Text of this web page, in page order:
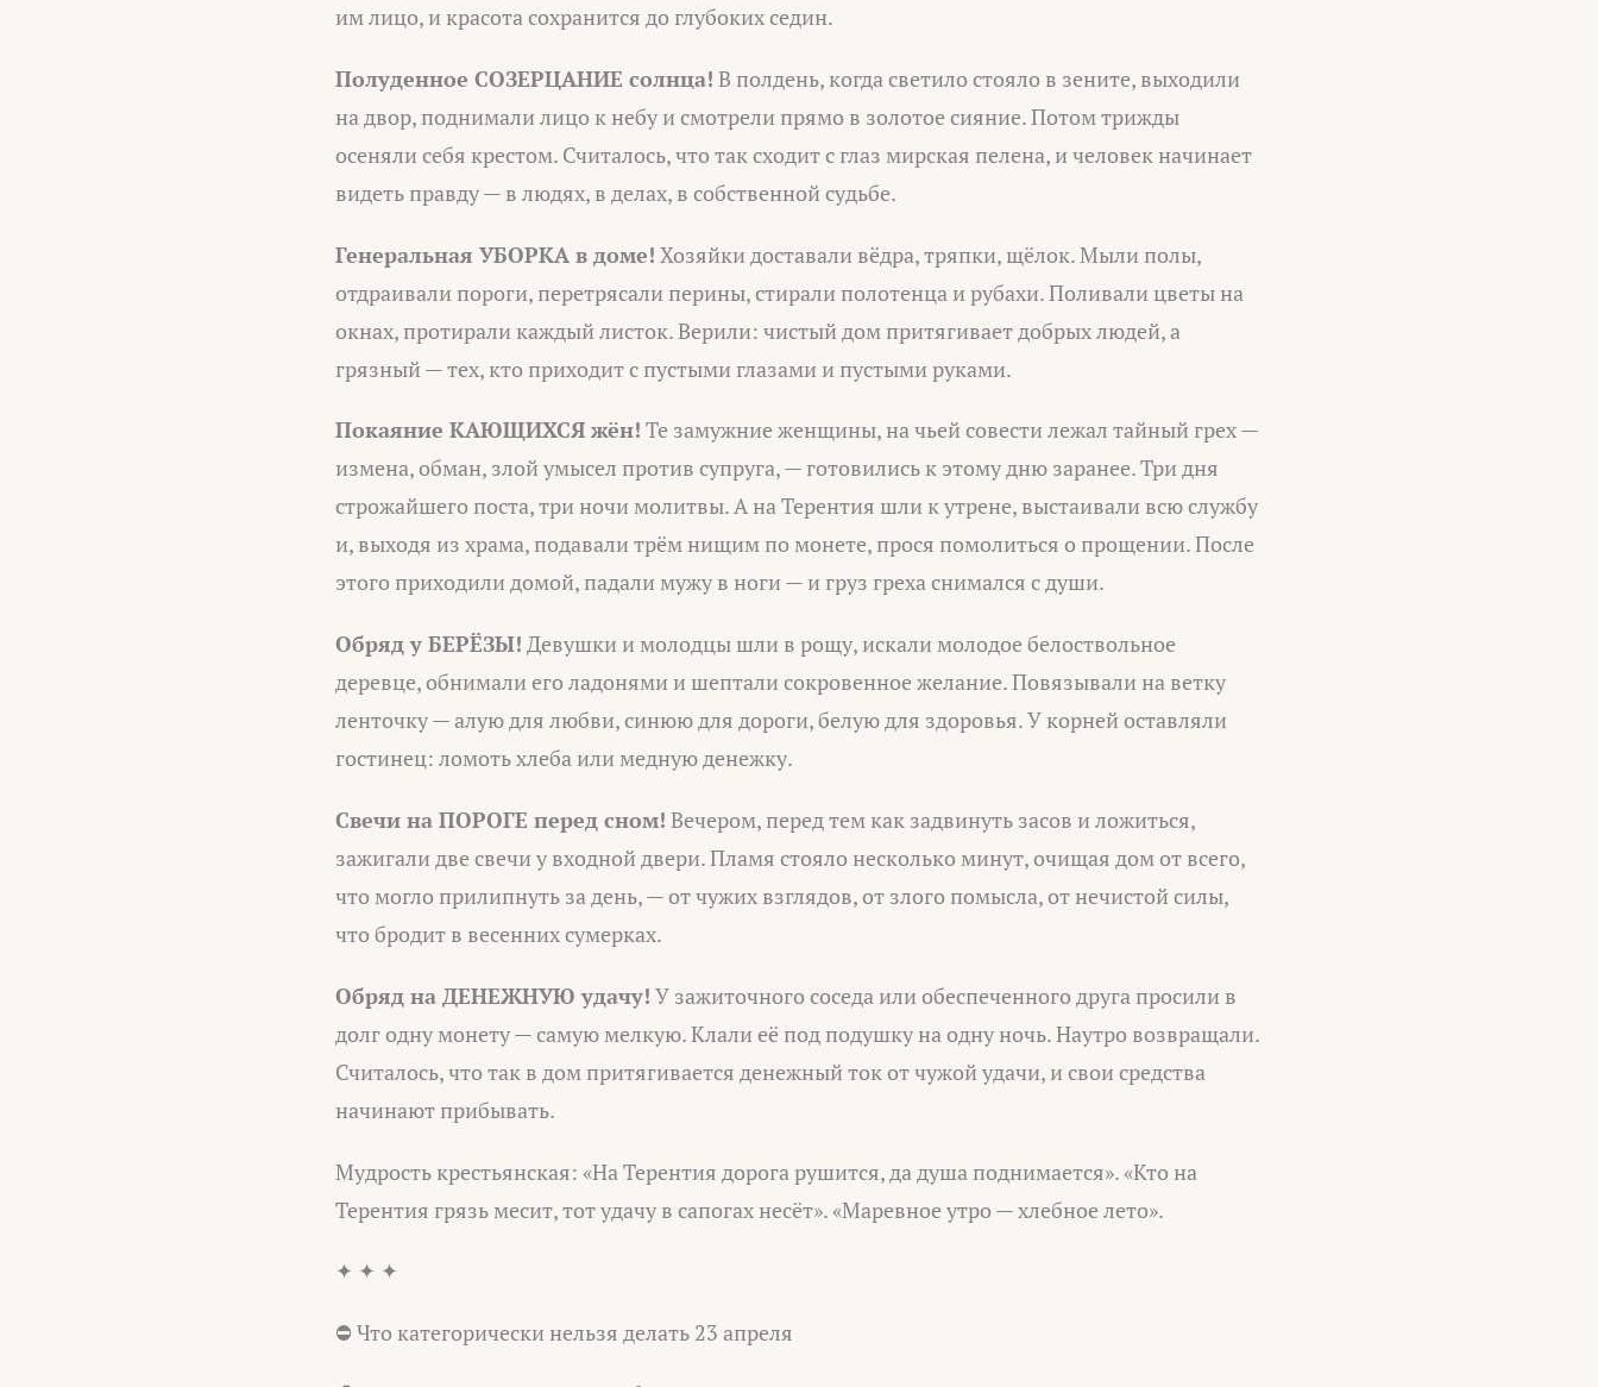
им лицо, и красота сохранится до глубоких седин.
Полуденное СОЗЕРЦАНИЕ солнца! В полдень, когда светило стояло в зените, выходили
на двор, поднимали лицо к небу и смотрели прямо в золотое сияние. Потом трижды
осеняли себя крестом. Считалось, что так сходит с глаз мирская пелена, и человек начинает
видеть правду — в людях, в делах, в собственной судьбе.
Генеральная УБОРКА в доме! Хозяйки доставали вёдра, тряпки, щёлок. Мыли полы,
отдраивали пороги, перетрясали перины, стирали полотенца и рубахи. Поливали цветы на
окнах, протирали каждый листок. Верили: чистый дом притягивает добрых людей, а
грязный — тех, кто приходит с пустыми глазами и пустыми руками.
Покаяние КАЮЩИХСЯ жён! Те замужние женщины, на чьей совести лежал тайный грех —
измена, обман, злой умысел против супруга, — готовились к этому дню заранее. Три дня
строжайшего поста, три ночи молитвы. А на Терентия шли к утрене, выстаивали всю службу
и, выходя из храма, подавали трём нищим по монете, прося помолиться о прощении. После
этого приходили домой, падали мужу в ноги — и груз греха снимался с души.
Обряд у БЕРЁЗЫ! Девушки и молодцы шли в рощу, искали молодое белоствольное
деревце, обнимали его ладонями и шептали сокровенное желание. Повязывали на ветку
ленточку — алую для любви, синюю для дороги, белую для здоровья. У корней оставляли
гостинец: ломоть хлеба или медную денежку.
Свечи на ПОРОГЕ перед сном! Вечером, перед тем как задвинуть засов и ложиться,
зажигали две свечи у входной двери. Пламя стояло несколько минут, очищая дом от всего,
что могло прилипнуть за день, — от чужих взглядов, от злого помысла, от нечистой силы,
что бродит в весенних сумерках.
Обряд на ДЕНЕЖНУЮ удачу! У зажиточного соседа или обеспеченного друга просили в
долг одну монету — самую мелкую. Клали её под подушку на одну ночь. Наутро возвращали.
Считалось, что так в дом притягивается денежный ток от чужой удачи, и свои средства
начинают прибывать.
Мудрость крестьянская: «На Терентия дорога рушится, да душа поднимается». «Кто на
Терентия грязь месит, тот удачу в сапогах несёт». «Маревное утро — хлебное лето».
✦ ✦ ✦
⛔ Что категорически нельзя делать 23 апреля